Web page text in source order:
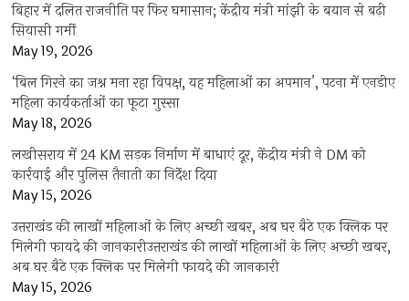
बिहार में दलित राजनीति पर फिर घमासान; केंद्रीय मंत्री मांझी के बयान से बढ़ी
सियासी गर्मी
May 19, 2026
‘बिल गिरने का जश्न मना रहा विपक्ष, यह महिलाओं का अपमान’, पटना में एनडीए
महिला कार्यकर्ताओं का फूटा गुस्सा
May 18, 2026
लखीसराय में 24 KM सड़क निर्माण में बाधाएं दूर, केंद्रीय मंत्री ने DM को
कार्रवाई और पुलिस तैनाती का निर्देश दिया
May 15, 2026
उत्तराखंड की लाखों महिलाओं के लिए अच्छी खबर, अब घर बैठे एक क्लिक पर
मिलेगी फायदे की जानकारीउत्तराखंड की लाखों महिलाओं के लिए अच्छी खबर,
अब घर बैठे एक क्लिक पर मिलेगी फायदे की जानकारी
May 15, 2026